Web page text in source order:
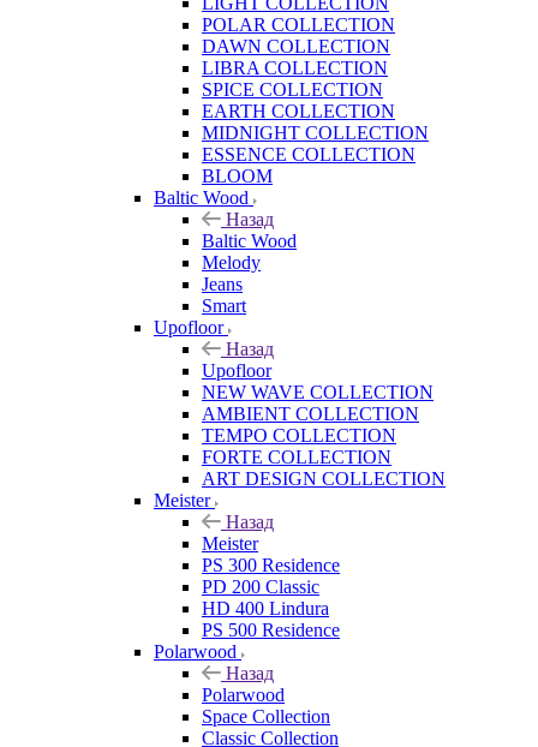
POLAR COLLECTION
DAWN COLLECTION
LIBRA COLLECTION
SPICE COLLECTION
EARTH COLLECTION
MIDNIGHT COLLECTION
ESSENCE COLLECTION
BLOOM
Baltic Wood
Назад
Baltic Wood
Melody
Jeans
Smart
Upofloor
Назад
Upofloor
NEW WAVE COLLECTION
AMBIENT COLLECTION
TEMPO COLLECTION
FORTE COLLECTION
ART DESIGN COLLECTION
Meister
Назад
Meister
PS 300 Residence
PD 200 Classic
HD 400 Lindura
PS 500 Residence
Polarwood
Назад
Polarwood
Space Collection
Classic Collection